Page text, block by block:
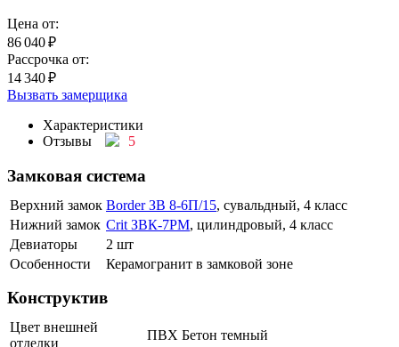
Цена от:
86 040₽
Рассрочка от:
14 340₽
Вызвать замерщика
Характеристики
Отзывы
5
Замковая система
Верхний замок Border ЗВ 8-6П/15, сувальдный, 4 класс
Нижний замок Crit ЗВК-7РМ, цилиндровый, 4 класс
Девиаторы
2 шт
Особенности
Керамогранит в замковой зоне
Конструктив
Цвет внешней
отделки
ПВХ Бетон темный